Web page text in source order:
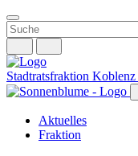
Weiter
zum
Inhalt
Stadtratsfraktion Koblenz
Aktuelles
Fraktion